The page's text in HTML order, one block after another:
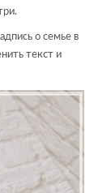
о семье в
текст и